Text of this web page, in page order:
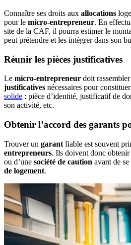
Connaître ses droits aux allocations
pour le micro-entrepreneur. En
site de la CAF, il pourra estimer le
peut prétendre et les intégrer dans son
Réunir les pièces justificatives
Le micro-entrepreneur doit
justificatives nécessaires pour
solide : pièce d’identité, justificatif de
son activité, etc.
Obtenir l’accord des garants
Trouver un garant fiable est souvent
entrepreneurs. Ils doivent donc obtenir
ou d’une société de caution avant de
de logement.